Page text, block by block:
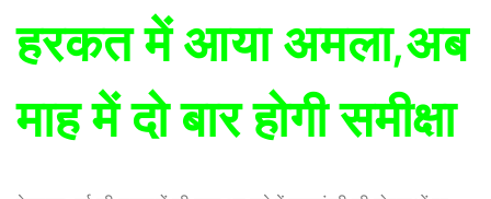
हरकत में आया अमला,अब
माह में दो बार होगी समीक्षा